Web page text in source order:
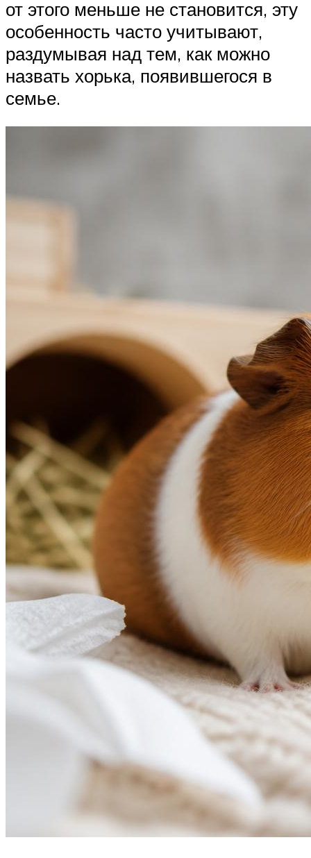
от этого меньше не становится, эту
особенность часто учитывают,
раздумывая над тем, как можно
назвать хорька, появившегося в
семье.